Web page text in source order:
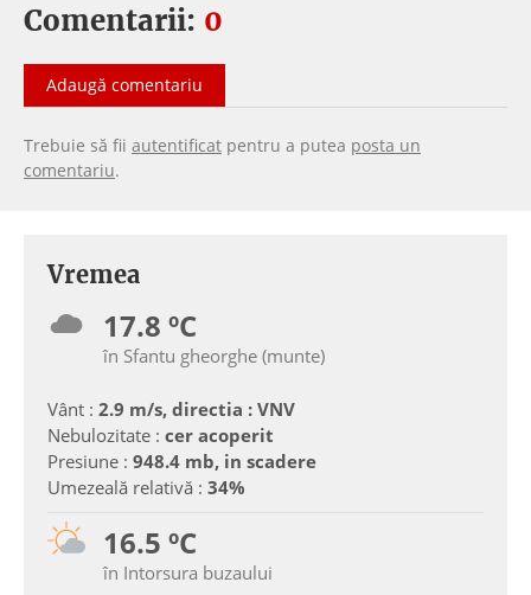
Comentarii: 0
Adaugă comentariu
Trebuie să fii autentificat pentru a putea posta un
comentariu.
Vremea
17.8 ºC
în Sfantu gheorghe (munte)
Vânt : 2.9 m/s, directia : VNV
Nebulozitate : cer acoperit
Presiune : 948.4 mb, in scadere
Umezeală relativă : 34%
16.5 ºC
în Intorsura buzaului